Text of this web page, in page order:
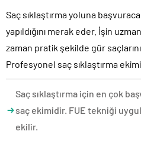
Saç sıklaştırma yoluna
yapıldığını merak eder. İşin
zaman pratik şekilde gür
Profesyonel saç sıklaştırma
Saç sıklaştırma için en çok
saç ekimidir. FUE tekniği
ekilir.